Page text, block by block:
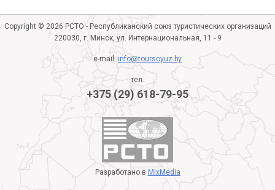
Copyright © 2026 РСТО - Республиканский союз туристических организаций
220030, г. Минск, ул. Интернациональная, 11 - 9
e-mail:info@toursoyuz.by
тел.
+375 (29) 618-79-95
Разработано в MixMedia